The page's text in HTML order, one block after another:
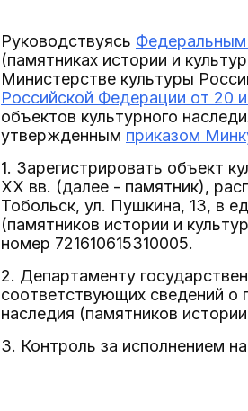
Руководствуясь
(памятниках истории и
Министерстве культуры
Российской Федерации от 20
объектов культурного
утвержденным приказом
1. Зарегистрировать объект
XX вв. (далее - памятник),
Тобольск, ул. Пушкина, 13, в
(памятников истории и
номер 721610615310005.
2. Департаменту
соответствующих сведений о
наследия (памятников
3. Контроль за исполнением